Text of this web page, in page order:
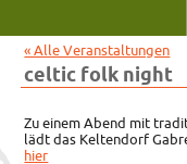
« Alle Veranstaltungen
celtic folk night
Zu einem Abend mit
lädt das Keltendorf
hier